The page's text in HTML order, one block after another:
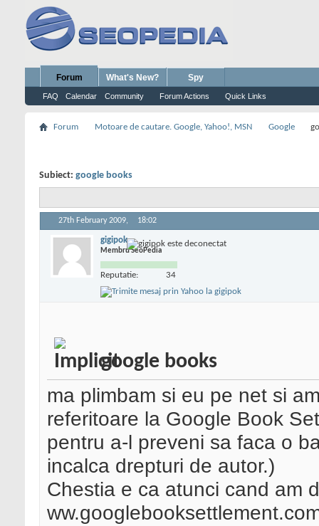
Forum
FAQ Calendar Community Forum Actions Quick Links
What's New? Spy
Forum Motoare de cautare. Google, Yahoo!, MSN Google
Subiect: google books
27th February 2009, 18:02
gigipok
Membru SeoPedia
Reputatie: 34
google books
ma plimbam si eu pe net si
referitoare la Google Book
pentru a-l preveni sa faca o
incalca drepturi de autor.)
Chestia e ca atunci cand am